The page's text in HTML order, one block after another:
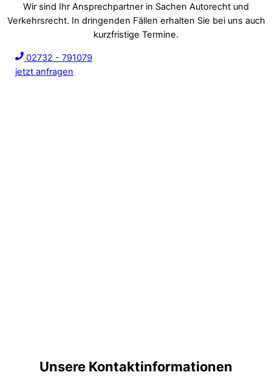
Wir sind Ihr Ansprechpartner in Sachen Autorecht und
Verkehrsrecht. In dringenden Fällen erhalten Sie bei uns auch
kurzfristige Termine.
02732 - 791079
jetzt anfragen
Unsere Kontaktinformationen